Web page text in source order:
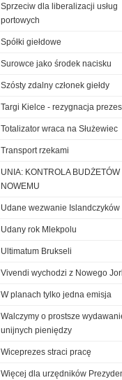
Sprzeciw dla liberalizacji usług
portowych
Spółki giełdowe
Surowce jako środek nacisku
Szósty zdalny członek giełdy
Targi Kielce - rezygnacja
Totalizator wraca na Służewiec
Transport rzekami
UNIA: KONTROLA BUDŻETÓW
NOWEMU
Udane wezwanie Islandczyków
Udany rok Mlekpolu
Ultimatum Brukseli
Vivendi wychodzi z Nowego
W planach tylko jedna emisja
Walczymy o prostsze
unijnych pieniędzy
Wiceprezes straci pracę
Więcej dla urzędników